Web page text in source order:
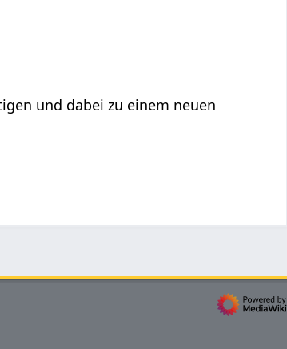
und dabei zu einem neuen